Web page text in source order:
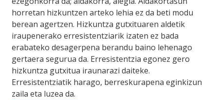
horretan hizkuntzen arteko lehia ez da beti modu
berean agertzen. Hizkuntza gutxituaren aldetik
iraupenerako erresistentziarik izaten ez bada
erabateko desagerpena berandu baino lehenago
gertaera segurua da. Erresistentzia egonez gero
hizkuntza gutxitua iraunarazi daiteke.
Erresistentziatik harago, berreskurapena eginkizun
zaila eta luzea da.